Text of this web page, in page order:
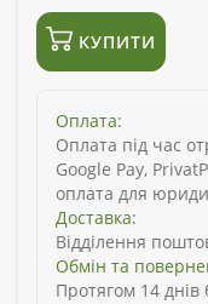
КУПИТИ
Оплата:
Оплата під час
Google Pay,
оплата для
Доставка:
Відділення
Обмін та
Протягом 14 днів